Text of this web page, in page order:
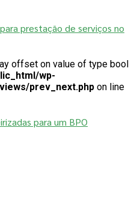
prestação de serviços no
offset on value of type bool
wp-
prev_next.php on line
para um BPO